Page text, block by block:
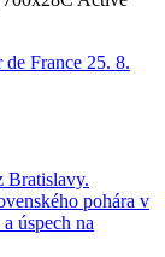
Bratislavy.
pohára v
úspech na